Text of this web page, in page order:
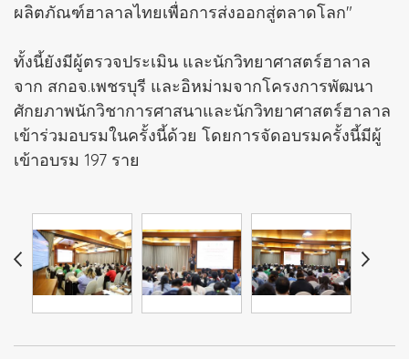
ผลิตภัณฑ์ฮาลาลไทยเพื่อการส่งออกสู่ตลาดโลก"
ทั้งนี้ยังมีผู้ตรวจประเมิน และนักวิทยาศาสตร์ฮาลาล
จาก สกอจ.เพชรบุรี และอิหม่ามจากโครงการพัฒนา
ศักยภาพนักวิชาการศาสนาและนักวิทยาศาสตร์ฮาลาล
เข้าร่วมอบรมในครั้งนี้ด้วย โดยการจัดอบรมครั้งนี้มีผู้
เข้าอบรม 197 ราย